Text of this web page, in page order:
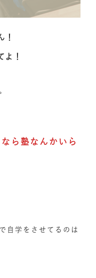
！
よ！
ら塾なんかいら
自学をさせてるのは